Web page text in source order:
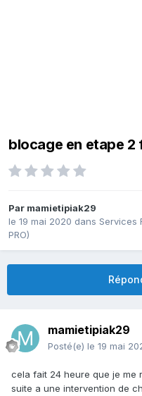
blocage en etape
Par mamietipiak29
le 19 mai 2020 dans Services
PRO)
mamietipiak29
Posté(e) le 19 mai
cela fait 24 heure que je me
suite a une intervention de